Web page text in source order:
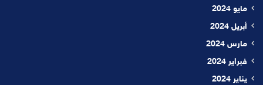
مايو 2024
أبريل 2024
مارس 2024
فبراير 2024
يناير 2024